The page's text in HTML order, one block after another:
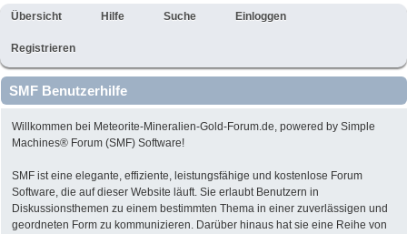
Übersicht Hilfe Suche Einloggen
Registrieren
SMF Benutzerhilfe
Willkommen bei Meteorite-Mineralien-Gold-Forum.de, powered by Simple
Machines® Forum (SMF) Software!
SMF ist eine elegante, effiziente, leistungsfähige und kostenlose Forum
Software, die auf dieser Website läuft. Sie erlaubt Benutzern in
Diskussionsthemen zu einem bestimmten Thema in einer zuverlässigen und
geordneten Form zu kommunizieren. Darüber hinaus hat sie eine Reihe von